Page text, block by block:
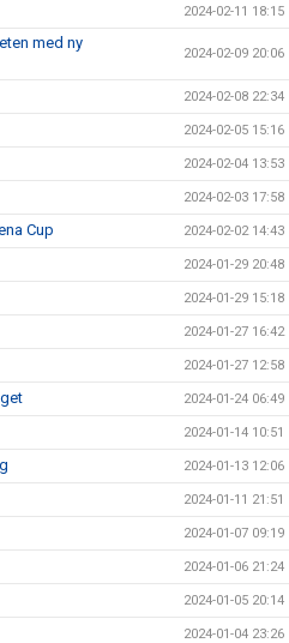
2024-02-11 18:15
med ny
2024-02-09 20:06
2024-02-08 22:34
2024-02-05 15:16
2024-02-04 13:53
2024-02-03 17:58
Cup 2024-02-02 14:43
2024-01-29 20:48
2024-01-29 15:18
2024-01-27 16:42
2024-01-27 12:58
2024-01-24 06:49
2024-01-14 10:51
2024-01-13 12:06
2024-01-11 21:51
2024-01-07 09:19
2024-01-06 21:24
2024-01-05 20:14
2024-01-04 23:26